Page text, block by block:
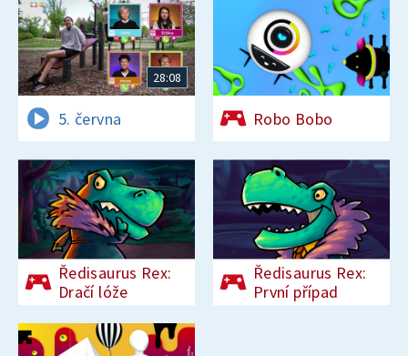
28:08
5. června Robo Bobo
Ředisaurus Rex:
Dračí lóže
Ředisaurus Rex:
První případ